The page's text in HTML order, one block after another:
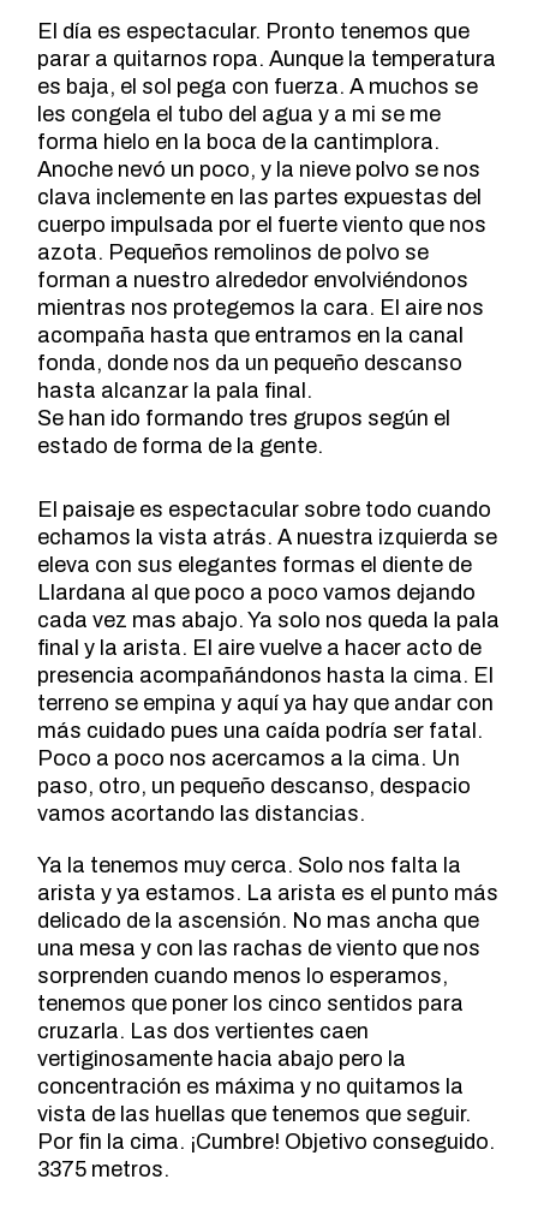
El día es espectacular. Pronto tenemos que
parar a quitarnos ropa. Aunque la temperatura
es baja, el sol pega con fuerza. A muchos se
les congela el tubo del agua y a mi se me
forma hielo en la boca de la cantimplora.
Anoche nevó un poco, y la nieve polvo se nos
clava inclemente en las partes expuestas del
cuerpo impulsada por el fuerte viento que nos
azota. Pequeños remolinos de polvo se
forman a nuestro alrededor envolviéndonos
mientras nos protegemos la cara. El aire nos
acompaña hasta que entramos en la canal
fonda, donde nos da un pequeño descanso
hasta alcanzar la pala final.
Se han ido formando tres grupos según el
estado de forma de la gente.
El paisaje es espectacular sobre todo cuando
echamos la vista atrás. A nuestra izquierda se
eleva con sus elegantes formas el diente de
Llardana al que poco a poco vamos dejando
cada vez mas abajo. Ya solo nos queda la pala
final y la arista. El aire vuelve a hacer acto de
presencia acompañándonos hasta la cima. El
terreno se empina y aquí ya hay que andar con
más cuidado pues una caída podría ser fatal.
Poco a poco nos acercamos a la cima. Un
paso, otro, un pequeño descanso, despacio
vamos acortando las distancias.
Ya la tenemos muy cerca. Solo nos falta la
arista y ya estamos. La arista es el punto más
delicado de la ascensión. No mas ancha que
una mesa y con las rachas de viento que nos
sorprenden cuando menos lo esperamos,
tenemos que poner los cinco sentidos para
cruzarla. Las dos vertientes caen
vertiginosamente hacia abajo pero la
concentración es máxima y no quitamos la
vista de las huellas que tenemos que seguir.
Por fin la cima. ¡Cumbre! Objetivo conseguido.
3375 metros.